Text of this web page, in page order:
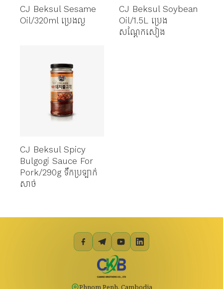
CJ Beksul Sesame
Oil/320ml ប្រេងល្ង
CJ Beksul Soybean
Oil/1.5L ប្រេង
សណ្តែកសៀង
CJ Beksul Spicy
Bulgogi Sauce For
Pork/290g ទឹកប្រឡាក់
សាច់
Phnom Penh, Cambodia